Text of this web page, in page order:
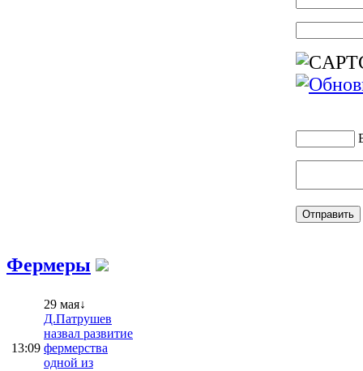
Фермеры
13:09
29 мая↓
Д.Патрушев
назвал развитие
фермерства
одной из